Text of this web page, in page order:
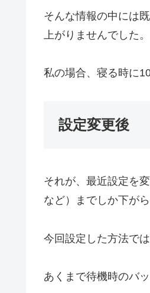
そんな情報の中には
上がりませんでした。
私の場合、寝る時に
設定変更後
それが、最近設定を
など）までしか下が
今回設定した方法で
あくまで待機時のバ